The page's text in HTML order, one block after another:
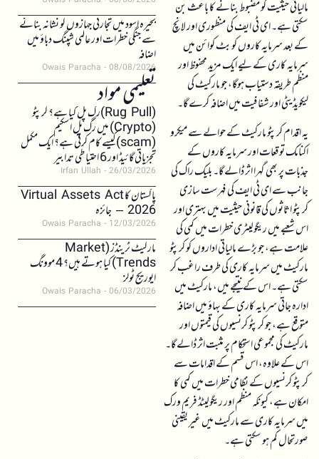
مالیاتی حیثیت کو مضبوط بنانے کا باعث بن
سکتی ہے۔ ای ٹی ایف کی منظوری اور لانچ
کے بعد سرمایہ کاروں کو بٹ کوائن میں
سرمایہ کاری کے لیے ایک مزید محفوظ اور
منظم طریقہ دستیاب ہوگا، جو مارکیٹ کی
لیکویڈیٹی اور شفافیت میں اضافہ کرے گا۔
یہ اقدام کرپٹو مارکیٹ کے حوالے سے میکرو
اکنامک توقعات اور سرمایہ کاروں کے
جذبات پر بھی گہرا اثر ڈالے گا۔ بلیک راک کی
جانب سے ای ٹی ایف کی فہرست سازی
کرپٹو اثاثوں کی قانونی حیثیت میں بہتری اور
اس شعبے میں ریگولیٹری خطرات میں کمی کی
علامت ہے، جو بڑے مالیاتی اداروں کو کرپٹو
مارکیٹ میں سرمایہ کاری کی طرف راغب کر
سکتی ہے۔ اس کے نتیجے میں، مارکیٹ میں
ادارہ جاتی سرمایہ کاری کے بہاؤ میں اضافہ
متوقع ہے، جو کرپٹو کرنسیوں کی قیمتوں اور
مارکیٹ کی مجموعی استحکام پر مثبت اثر ڈالے گا۔
اس کے علاوہ، اس قسم کے اقدامات سے
کرپٹو کرنسیوں کے نظامی خطرات میں کمی کا
امکان ہے، کیونکہ منظم اور ریگولیٹڈ فریم ورک
میں سرمایہ کاری سے مارکیٹ میں غیر یقینی
صورتحال کم ہو سکتی ہے۔
بحیرہ اسود میں تجارتی جہازوں کو نشانہ بنانے
سے جنگی خطرات اور عالمی شپنگ دباؤ میں
اضافہ
Owais Paracha 08/08/2026
تعلیمی مواد(Rug Pull)رگ پل کیا ہے؟ کرپٹو
(Crypto) میں رگ پل اسکیم
(scam)کیسے کام کرتی ہے؟ ایک مکمل
تجزیاتی گائیڈ اور 6 احتیاطی تدابیر
Irfan Ullah 26/03/2026
پاکستان کا Virtual Assets Act
2026 – جائزہ
Owais Paracha 12/03/2026
مارکیٹ ٹرینڈز (Market
Trends) کیا ہوتے ہیں؟ 4 موونگ
ایوریج ٹولز
Owais Paracha 06/03/2026